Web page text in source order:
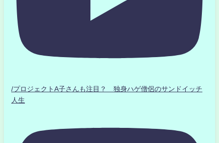
/プロジェクトA子さんも注目？ 独身ハゲ僧侶のサンドイッチ
人生